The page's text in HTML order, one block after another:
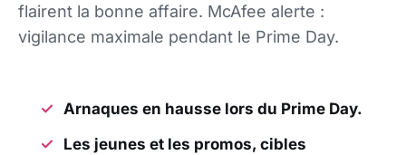
flairent la bonne affaire. McAfee alerte :
vigilance maximale pendant le Prime Day.
Arnaques en hausse lors du Prime Day.
Les jeunes et les promos, cibles